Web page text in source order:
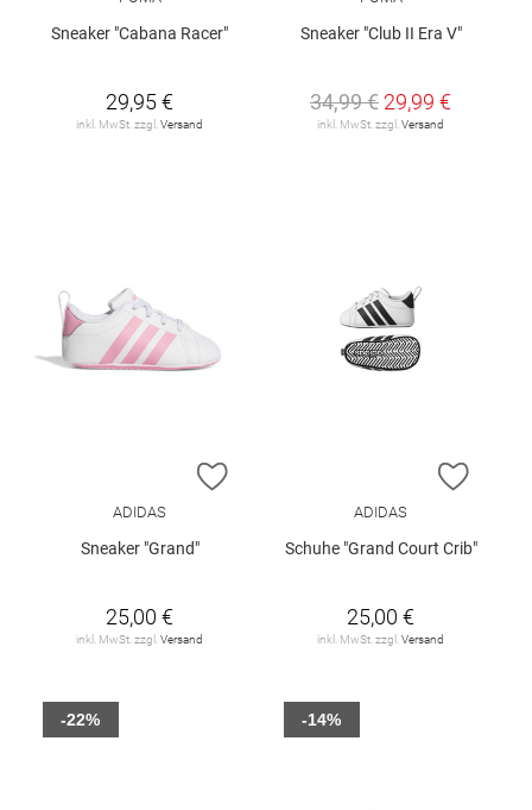
Sneaker "Cabana Racer"
29,95 €
inkl. MwSt. zzgl. Versand
Sneaker "Club II Era V"
34,99 € 29,99 €
inkl. MwSt. zzgl. Versand
ZUR WUNSCHLISTE HINZUFÜGEN
ADIDAS
Sneaker "Grand"
25,00 €
inkl. MwSt. zzgl. Versand
ZUR
ADIDAS
Schuhe "Grand Court Crib"
25,00 €
inkl. MwSt. zzgl. Versand
-22% -14%